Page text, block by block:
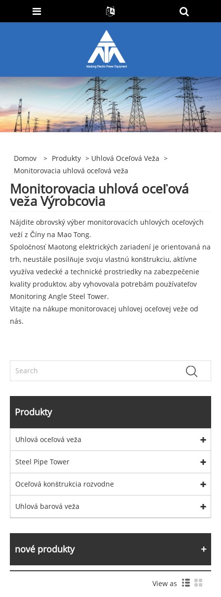
Domov > Produkty > Uhlová Oceľová Veža >
Monitorovacia uhlová oceľová veža
Monitorovacia uhlová oceľová
veža Výrobcovia
Nájdite obrovský výber monitorovacích uhlových oceľových
veží z Číny na Mao Tong.
Spoločnosť Maotong elektrických zariadení je orientovaná na
trh, neustále posilňuje svoju vlastnú konštrukciu, aktívne
využíva vedecké a technické prostriedky na zabezpečenie
kvality produktov, aby vyhovovala potrebám používateľov
Monitoring Angle Steel Tower.
Vitajte na nákupe monitorovacej uhlovej oceľovej veže od
nás.
Produkty
Uhlová oceľová veža
Steel Pipe Tower
Oceľová konštrukcia rozvodne
Uhlová barová veža
nové produkty
View as